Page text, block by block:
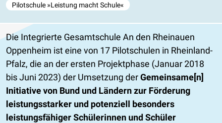
Pilotschule »Leistung macht Schule«
Die Integrierte Gesamtschule An den Rheinauen
Oppenheim ist eine von 17 Pilotschulen in Rheinland-
Pfalz, die an der ersten Projektphase (Januar 2018
bis Juni 2023) der Umsetzung derGemeinsame[n]
Initiative von Bund und Ländern zur Förderung
leistungsstarker und potenziell besonders
leistungsfähiger Schülerinnen und Schüler